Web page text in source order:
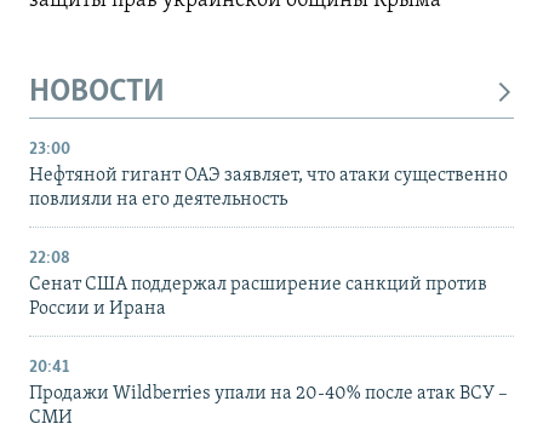
НОВОСТИ
23:00
Нефтяной гигант ОАЭ заявляет, что атаки существенно
повлияли на его деятельность
22:08
Сенат США поддержал расширение санкций против
России и Ирана
20:41
Продажи Wildberries упали на 20-40% после атак ВСУ –
СМИ